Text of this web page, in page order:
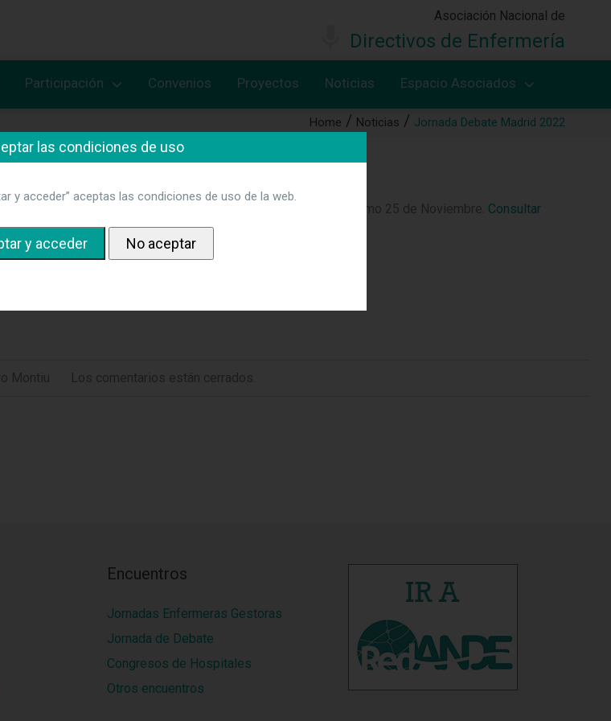
Asociación Nacional de
Directivos de Enfermería
Participación Convenios Proyectos Noticias Espacio Asociados
Home Noticias Jornada Debate Madrid 2022
12 de Octubre y ANDE organizarán la Jornada Debate el próximo 25 de Noviembre. Consultar
Montiu Los comentarios están cerrados.
Encuentros
Jornadas Enfermeras Gestoras
Jornada de Debate
Congresos de Hospitales
Otros encuentros
las condiciones de uso
y acceder” aceptas las condiciones de uso de la web.